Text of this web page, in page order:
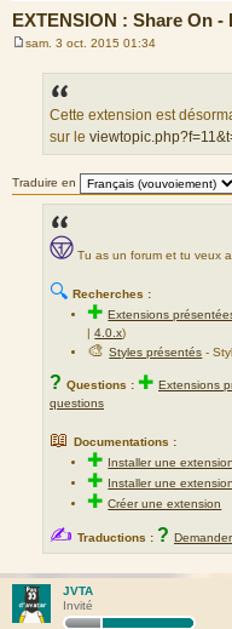
EXTENSION : Share On
sam. 3 oct. 2015 01:34
Cette extension est
sur le
Traduire en
Tu as un forum et tu veux
🔍 Recherches :
✚Extensions
|4.0.x)
🎨Styles présentés -
? Questions : ✚ Extensions
questions
📖 Documentations :
✚ Installer une extension
✚ Installer une
✚Créer une extension
✍ Traductions : ? Demander
JVTA
Invité